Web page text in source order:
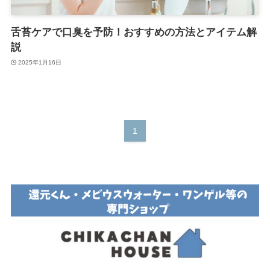
舌苔ケアで口臭を予防！おすすめの方法とアイテム解
説
2025年1月16日
1